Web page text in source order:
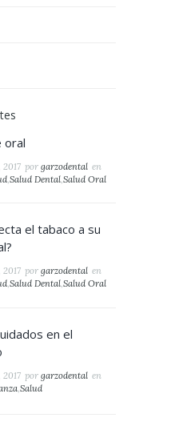
oral
por garzodental en
, Salud Dental, Salud Oral
el tabaco a su
por garzodental en
,Salud Dental,Salud Oral
en el
por garzodental en
,Salud